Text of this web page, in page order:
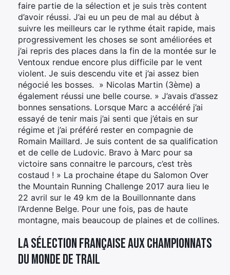
faire partie de la sélection et je suis très content
d’avoir réussi. J’ai eu un peu de mal au début à
suivre les meilleurs car le rythme était rapide, mais
progressivement les choses se sont améliorées et
j’ai repris des places dans la fin de la montée sur le
Ventoux rendue encore plus difficile par le vent
violent. Je suis descendu vite et j’ai assez bien
négocié les bosses. » Nicolas Martin (3ème) a
également réussi une belle course. » J’avais d’assez
bonnes sensations. Lorsque Marc a accéléré j’ai
essayé de tenir mais j’ai senti que j’étais en sur
régime et j’ai préféré rester en compagnie de
Romain Maillard. Je suis content de sa qualification
et de celle de Ludovic. Bravo à Marc pour sa
victoire sans connaitre le parcours, c’est très
costaud ! » La prochaine étape du Salomon Over
the Mountain Running Challenge 2017 aura lieu le
22 avril sur le 49 km de la Bouillonnante dans
l’Ardenne Belge. Pour une fois, pas de haute
montagne, mais beaucoup de plaines et de collines.
La sélection Française aux championnats
du monde de trail